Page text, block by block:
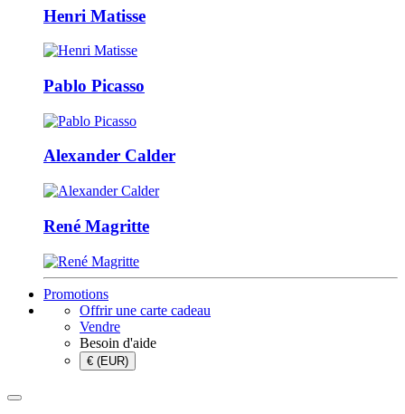
Henri Matisse
Pablo Picasso
Alexander Calder
René Magritte
Promotions
Offrir une carte cadeau
Vendre
Besoin d'aide
€ (EUR)